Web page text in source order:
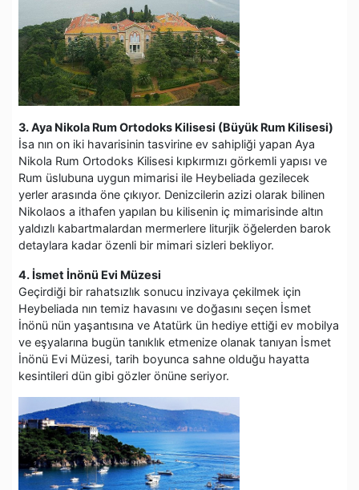
3. Aya Nikola Rum Ortodoks Kilisesi (Büyük Rum Kilisesi)
İsa nın on iki havarisinin tasvirine ev sahipliği yapan Aya
Nikola Rum Ortodoks Kilisesi kıpkırmızı görkemli yapısı ve
Rum üslubuna uygun mimarisi ile Heybeliada gezilecek
yerler arasında öne çıkıyor. Denizcilerin azizi olarak bilinen
Nikolaos a ithafen yapılan bu kilisenin iç mimarisinde altın
yaldızlı kabartmalardan mermerlere liturjik öğelerden barok
detaylara kadar özenli bir mimari sizleri bekliyor.
4. İsmet İnönü Evi Müzesi
Geçirdiği bir rahatsızlık sonucu inzivaya çekilmek için
Heybeliada nın temiz havasını ve doğasını seçen İsmet
İnönü nün yaşantısına ve Atatürk ün hediye ettiği ev mobilya
ve eşyalarına bugün tanıklık etmenize olanak tanıyan İsmet
İnönü Evi Müzesi, tarih boyunca sahne olduğu hayatta
kesintileri dün gibi gözler önüne seriyor.